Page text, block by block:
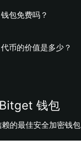
包免费吗？
币的价值是多少？
钱包
的最佳安全加密钱包